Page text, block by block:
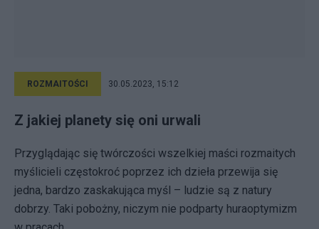
ROZMAITOŚCI 30.05.2023, 15:12
Z jakiej planety się oni urwali
Przyglądając się twórczości wszelkiej maści rozmaitych
myślicieli częstokroć poprzez ich dzieła przewija się
jedna, bardzo zaskakująca myśl – ludzie są z natury
dobrzy. Taki pobożny, niczym nie podparty huraoptymizm